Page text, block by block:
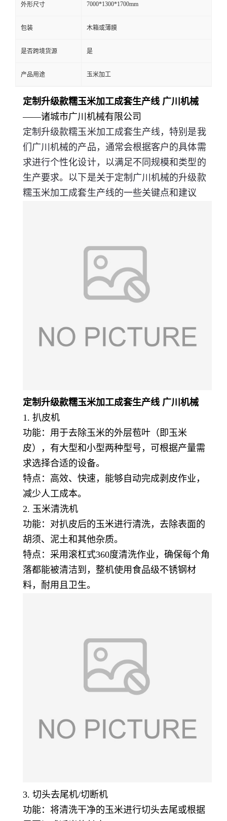
外形尺寸 7000*1300*1700mm
包装 木箱或薄膜
是否跨境货源 是
产品用途 玉米加工
定制升级款糯玉米加工成套生产线 广川机械
——诸城市广川机械有限公司
定制升级款糯玉米加工成套生产线，特别是我
们广川机械的产品，通常会根据客户的具体需
求进行个性化设计，以满足不同规模和类型的
生产要求。以下是关于定制广川机械的升级款
糯玉米加工成套生产线的一些关键点和建议
定制升级款糯玉米加工成套生产线 广川机械
1. 扒皮机
功能：用于去除玉米的外层苞叶（即玉米
皮），有大型和小型两种型号，可根据产量需
求选择合适的设备。
特点：高效、快速，能够自动完成剥皮作业，
减少人工成本。
2. 玉米清洗机
功能：对扒皮后的玉米进行清洗，去除表面的
胡须、泥土和其他杂质。
特点：采用滚杠式360度清洗作业，确保每个角
落都能被清洁到，整机使用食品级不锈钢材
料，耐用且卫生。
3. 切头去尾机/切断机
功能：将清洗干净的玉米进行切头去尾或根据